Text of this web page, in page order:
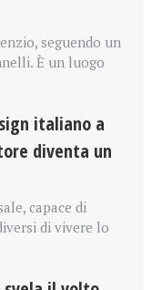
seguendo un
È un luogo
italiano a
diventa un
capace di
di vivere lo